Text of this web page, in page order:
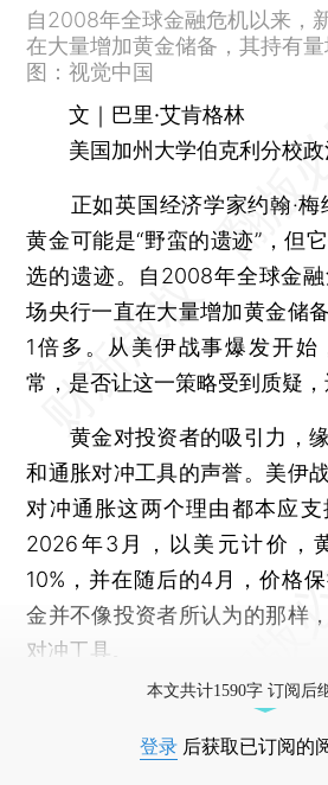
自2008年全球金融危机以来，
在大量增加黄金储备，其持有量
图：视觉中国
文｜巴里·艾肯格林
美国加州大学伯克利分校
正如英国经济学家约翰·梅
黄金可能是“野蛮的遗迹”，但
选的遗迹。自2008年全球金
场央行一直在大量增加黄金储
1倍多。从美伊战事爆发开始
常，是否让这一策略受到质疑
黄金对投资者的吸引力，缘
和通胀对冲工具的声誉。美伊
对冲通胀这两个理由都本应
2026年3月，以美元计价，
10%，并在随后的4月，价格
金并不像投资者所认为的那样
对冲工具。
本文共计1590字 订阅后
登录 后获取已订阅的